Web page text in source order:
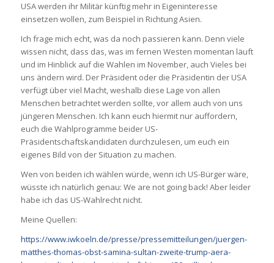
USA werden ihr Militär künftig mehr in Eigeninteresse
einsetzen wollen, zum Beispiel in Richtung Asien.
Ich frage mich echt, was da noch passieren kann. Denn viele
wissen nicht, dass das, was im fernen Westen momentan läuft
und im Hinblick auf die Wahlen im November, auch Vieles bei
uns ändern wird. Der Präsident oder die Präsidentin der USA
verfügt über viel Macht, weshalb diese Lage von allen
Menschen betrachtet werden sollte, vor allem auch von uns
jüngeren Menschen. Ich kann euch hiermit nur auffordern,
euch die Wahlprogramme beider US-
Präsidentschaftskandidaten durchzulesen, um euch ein
eigenes Bild von der Situation zu machen.
Wen von beiden ich wählen würde, wenn ich US-Bürger wäre,
wüsste ich natürlich genau: We are not going back! Aber leider
habe ich das US-Wahlrecht nicht.
Meine Quellen:
https://www.iwkoeln.de/presse/pressemitteilungen/juergen-
matthes-thomas-obst-samina-sultan-zweite-trump-aera-